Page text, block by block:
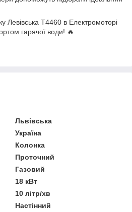
Левівська Т4460 в Електромоторі
гарячої води! 🔥
Львівська
Україна
Колонка
Проточний
Газовий
18 кВт
10 літр/хв
Настінний